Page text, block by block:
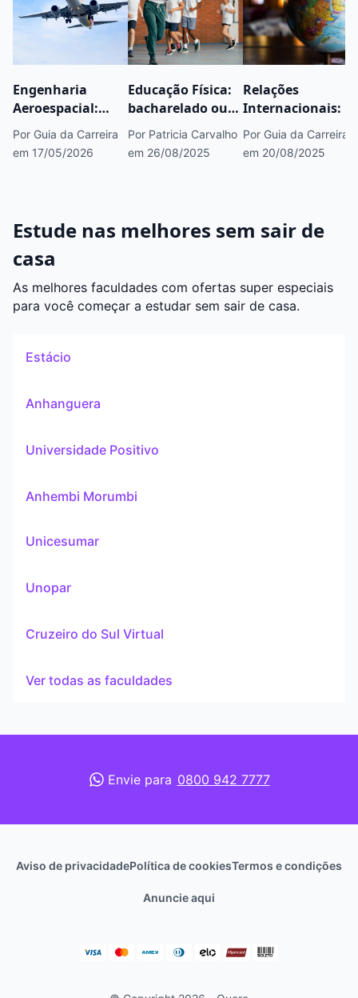
Engenharia
Aeroespacial:
saiba tudo sobre
esse curso
Por Guia da Carreira
em 17/05/2026
Educação Física:
bacharelado ou
licenciatura?
Entenda as
diferenças
Por Patricia Carvalho
em 26/08/2025
Relações
Internacionais: o
que é, mercado,
áreas e onde
estudar
Por Guia da Carreira
em 20/08/2025
Estude nas melhores sem sair de
casa
As melhores faculdades com ofertas super especiais
para você começar a estudar sem sair de casa.
Estácio
Anhanguera
Universidade Positivo
Anhembi Morumbi
Unicesumar
Unopar
Cruzeiro do Sul Virtual
Ver todas as faculdades
Envie para 0800 942 7777
Aviso de privacidadePolítica de cookiesTermos e condições
Anuncie aqui